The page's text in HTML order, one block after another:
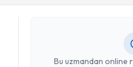
Takvim
Bu uzmandan online